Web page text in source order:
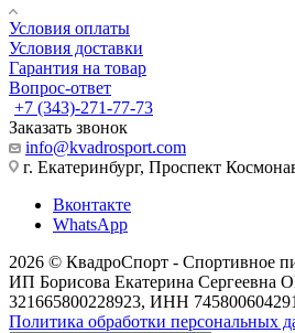
Условия оплаты
Условия доставки
Гарантия на товар
Вопрос-ответ
+7 (343)-271-77-73
Заказать звонок
info@kvadrosport.com
г. Екатеринбург, Проспект
Вконтакте
WhatsApp
2026 © КвадроСпорт - Спортивное
ИП Борисова Екатерина Сергеевна
321665800228923, ИНН 745800604291
Политика обработки персональных